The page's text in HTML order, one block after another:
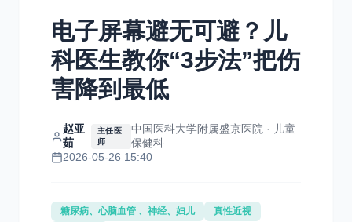
电子屏幕避无可避？儿
科医生教你“3步法”把伤
害降到最低
赵亚
茹
主任医
师
中国医科大学附属盛京医院 · 儿童
保健科
2026-05-26 15:40
糖尿病、心脑血管 、神经、妇儿
真性近视